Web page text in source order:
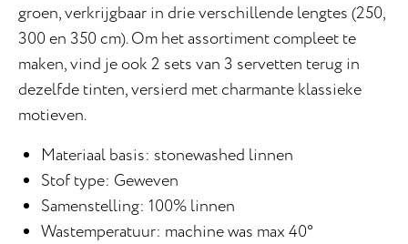
groen, verkrijgbaar in drie verschillende lengtes (250,
300 en 350 cm). Om het assortiment compleet te
maken, vind je ook 2 sets van 3 servetten terug in
dezelfde tinten, versierd met charmante klassieke
motieven.
Materiaal basis: stonewashed linnen
Stof type: Geweven
Samenstelling: 100% linnen
Wastemperatuur: machine was max 40°